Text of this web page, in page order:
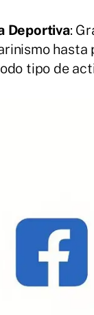
Deportiva:
hasta
tipo de